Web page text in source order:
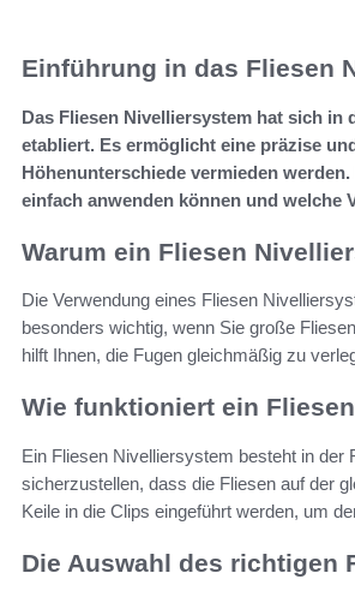
Einführung in das Fliesen
Das Fliesen Nivelliersystem hat sich in
etabliert. Es ermöglicht eine präzise
Höhenunterschiede vermieden
einfach anwenden können und welche
Warum ein Fliesen
Die Verwendung eines Fliesen
besonders wichtig, wenn Sie große
hilft Ihnen, die Fugen gleichmäßig zu
Wie funktioniert ein
Ein Fliesen Nivelliersystem besteht in der
sicherzustellen, dass die Fliesen auf der
Keile in die Clips eingeführt werden, um
Die Auswahl des richtigen